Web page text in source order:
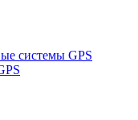
системы GPS